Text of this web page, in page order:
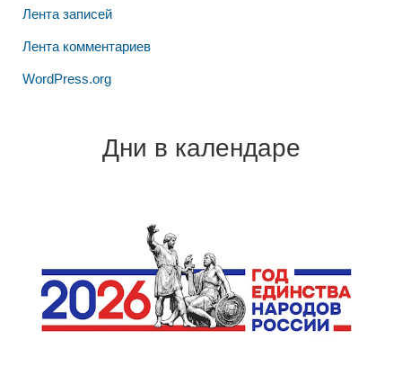
Лента записей
Лента комментариев
WordPress.org
Дни в календаре